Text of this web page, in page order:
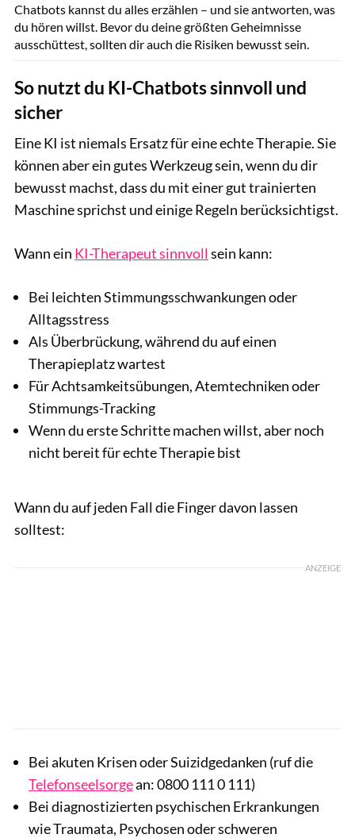
Chatbots kannst du alles erzählen – und sie antworten, was
du hören willst. Bevor du deine größten Geheimnisse
ausschüttest, sollten dir auch die Risiken bewusst sein.
So nutzt du KI-Chatbots sinnvoll und
sicher
Eine KI ist niemals Ersatz für eine echte Therapie. Sie
können aber ein gutes Werkzeug sein, wenn du dir
bewusst machst, dass du mit einer gut trainierten
Maschine sprichst und einige Regeln berücksichtigst.
Wann ein KI-Therapeut sinnvoll sein kann:
Bei leichten Stimmungsschwankungen oder
Alltagsstress
Als Überbrückung, während du auf einen
Therapieplatz wartest
Für Achtsamkeitsübungen, Atemtechniken oder
Stimmungs-Tracking
Wenn du erste Schritte machen willst, aber noch
nicht bereit für echte Therapie bist
Wann du auf jeden Fall die Finger davon lassen
solltest:
ANZEIGE
Bei akuten Krisen oder Suizidgedanken (ruf die
Telefonseelsorgean: 0800 111 0 111)
Bei diagnostizierten psychischen Erkrankungen
wie Traumata, Psychosen oder schweren